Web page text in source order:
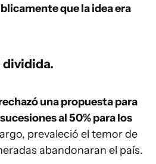
que la idea era
dividida.
una propuesta para
al 50% para los
prevaleció el temor de
abandonaran el país.